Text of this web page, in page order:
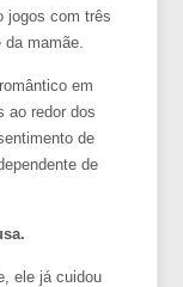
jogos com três
mamãe.
em
ao redor dos
de
de
ele já cuidou